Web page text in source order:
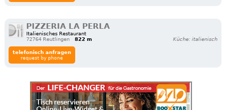
PIZZERIA LA PERLA
Italienisches Restaurant
72764 Reutlingen
822 m Küche: italienisch
telefonisch anfragen
request by phone